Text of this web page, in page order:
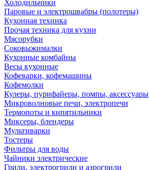
Холодильники
Паровые и электрошвабры (полотеры)
Кухонная техника
Прочая техника для кухни
Мясорубки
Соковыжималки
Кухонные комбайны
Весы кухонные
Кофеварки, кофемашины
Кофемолки
Кулеры, пурифайеры, помпы, аксессуары
Микроволновые печи, электропечи
Термопоты и кипятильники
Миксеры, блендеры
Мультиварки
Тостеры
Фильтры для воды
Чайники электрические
Грили, электрогрили и аэрогрили